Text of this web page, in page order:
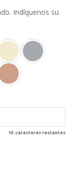
Indíquenos su
10 caracteres restantes